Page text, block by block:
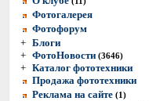
Фотогалерея
Фотофорум
+ Блоги
+ ФотоНовости (3646)
+ Каталог фототехники
Продажа фототехники
Реклама на сайте (1)